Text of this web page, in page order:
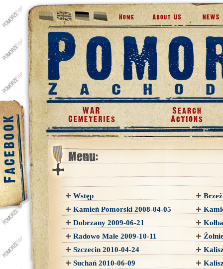
Wstęp
Kamień Pomorski 2008-04-05
Dobrzany 2009-06-21
Radowo Małe 2009-10-11
Szczecin 2010-04-24
Suchań 2010-06-09